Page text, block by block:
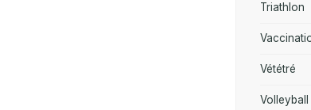
Triathlon
Vététré
Volleyball